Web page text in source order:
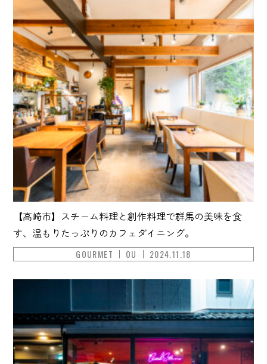
【高崎市】スチーム料理と創作料理で群馬の美味を食
す、温もりたっぷりのカフェダイニング。
GOURMET OU 2024.11.18